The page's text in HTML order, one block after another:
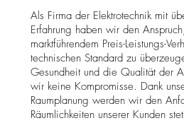
Als Firma der Elektrotechnik mit
Erfahrung haben wir den
marktführendem Preis-Leistungs-
technischen Standard zu
Gesundheit und die Qualität der
wir keine Kompromisse. Dank
Raumplanung werden wir den
Räumlichkeiten unserer Kunden